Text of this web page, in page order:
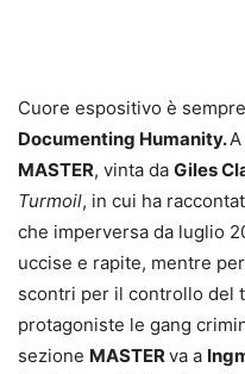
Cuore espositivo è
Documenting Humanity.
MASTER, vinta da Giles
Turmoil, in cui ha
che imperversa da luglio
uccise e rapite, mentre
scontri per il controllo del
protagoniste le gang
sezione MASTERva a